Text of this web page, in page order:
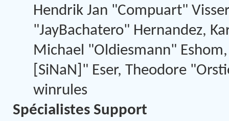
Hendrik Jan "Compuart"
"JayBachatero" Hernandez,
Michael "Oldiesmann"
[SiNaN]" Eser, Theodore
winrules
Spécialistes Support